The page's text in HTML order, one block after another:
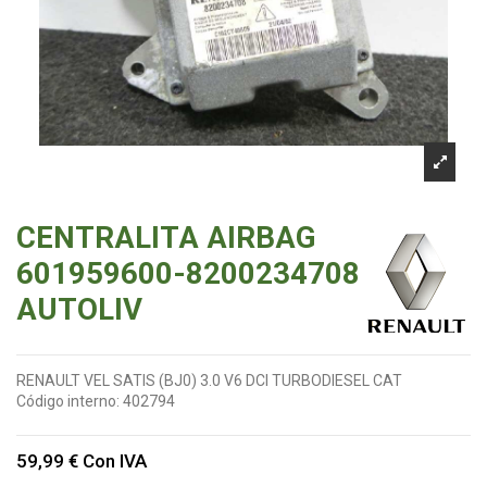
CENTRALITA AIRBAG
601959600-8200234708
AUTOLIV
RENAULT VEL SATIS (BJ0) 3.0 V6 DCI TURBODIESEL CAT
Código interno: 402794
59,99 € Con IVA